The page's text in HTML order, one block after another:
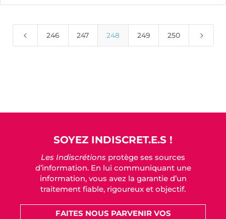
4 246 247 248 249 250 5
SOYEZ INDISCRET.E.S !
Les Indiscrétions protège ses sources
d’information. En lui communiquant une
information, vous avez la garantie d’un
traitement fiable, rigoureux et objectif.
FAITES NOUS PARVENIR VOS